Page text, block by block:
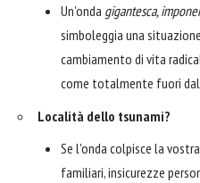
Un'onda gigantesca,
simboleggia una
cambiamento di vita
come totalmente fuori
Località dello tsunami?
Se l'onda colpisce la vostra
familiari, insicurezze